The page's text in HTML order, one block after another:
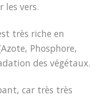
les vers.
très riche en
Phosphore,
des végétaux.
car très très